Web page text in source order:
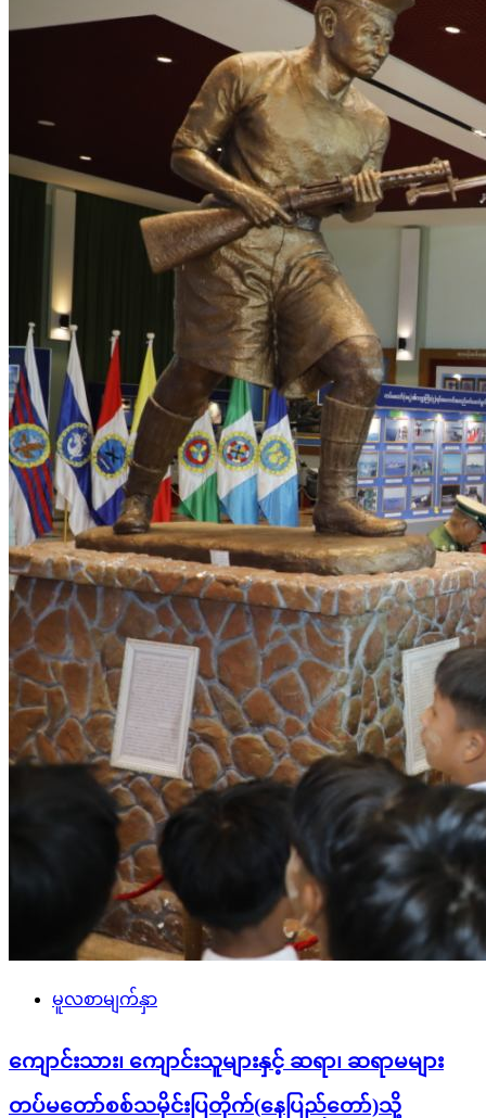
မူလစာမျက်နှာ
ကျောင်းသား၊ ကျောင်းသူများနှင့် ဆရာ၊ ဆရာမများ
တပ်မတော်စစ်သမိုင်းပြတိုက်(နေပြည်တော်)သို့